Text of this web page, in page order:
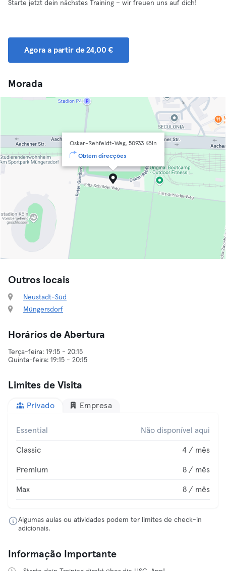
Starte jetzt dein nächstes Training – wir freuen uns auf dich!
Agora a partir de 24,00 €
Morada
Oskar-Rehfeldt-Weg, 50933 Köln
Obtém direcções
Outros locais
Neustadt-Süd
Müngersdorf
Horários de Abertura
Terça-feira: 19:15 - 20:15
Limites de Visita
Privado Empresa
Essential Não disponível aqui
Classic 4 / mês
Premium 8 / mês
Max 8 / mês
Algumas aulas ou atividades podem ter limites de check-in
adicionais.
Informação Importante